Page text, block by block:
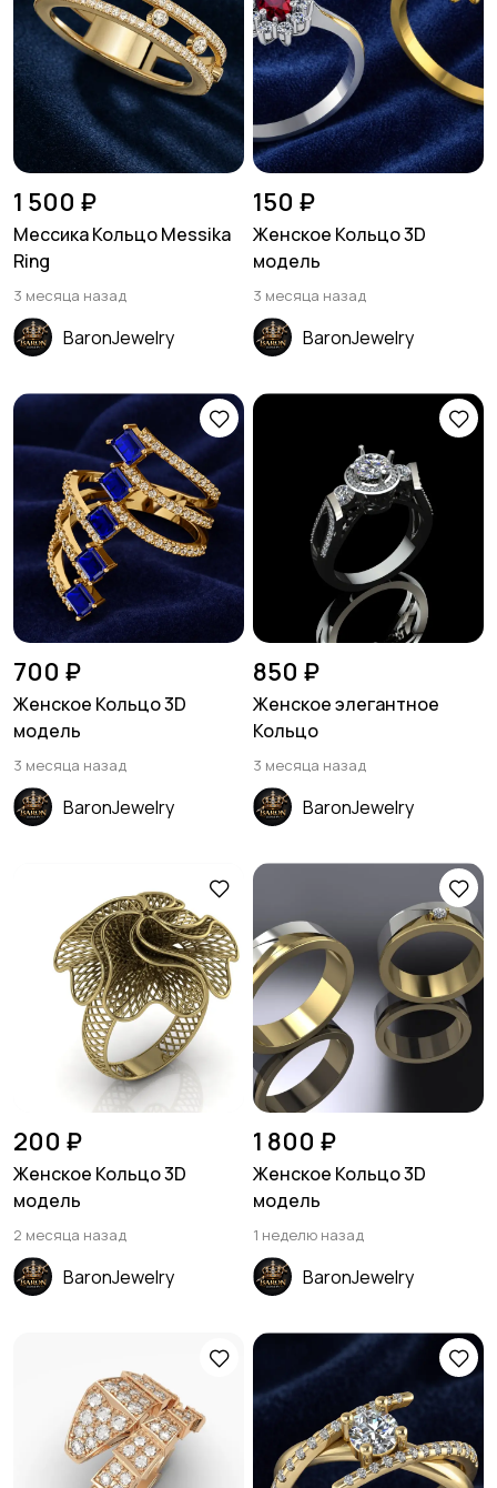
1 500 ₽
Мессика Кольцо Messika
Ring
3 месяца назад
BaronJewelry
150 ₽
Женское Кольцо 3D
модель
3 месяца назад
BaronJewelry
700 ₽
Женское Кольцо 3D
модель
3 месяца назад
BaronJewelry
850 ₽
Женское элегантное
Кольцо
3 месяца назад
BaronJewelry
200 ₽
Женское Кольцо 3D
модель
2 месяца назад
BaronJewelry
1 800 ₽
Женское Кольцо 3D
модель
1 неделю назад
BaronJewelry